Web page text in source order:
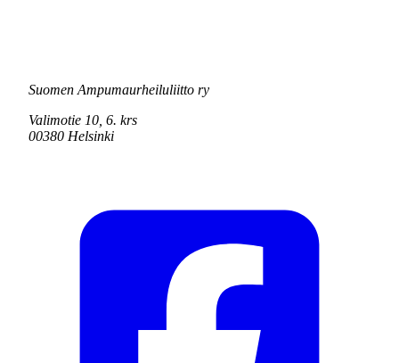
Suomen Ampumaurheiluliitto ry
Valimotie 10, 6. krs
00380 Helsinki